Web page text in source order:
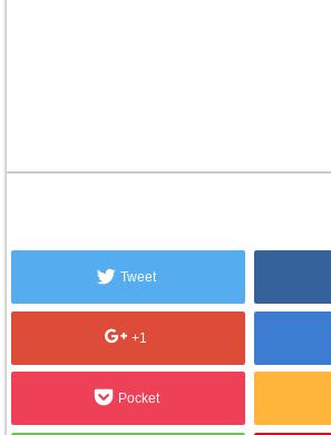
Tweet
+1
Pocket